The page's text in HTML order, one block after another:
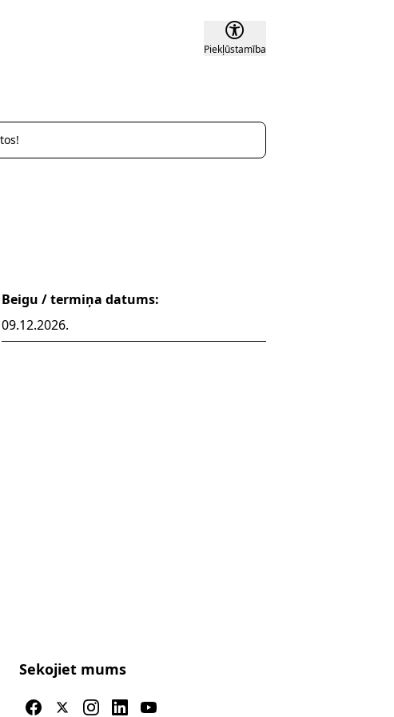
Piekļūstamība
Beigu / termiņa datums:
09.12.2026.
Sekojiet mums